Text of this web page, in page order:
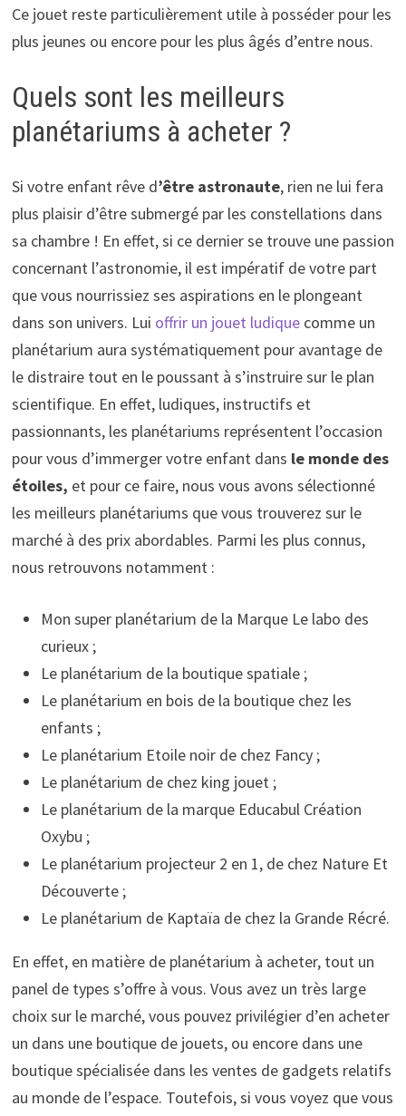
Ce jouet reste particulièrement utile à posséder pour les
plus jeunes ou encore pour les plus âgés d’entre nous.
Quels sont les meilleurs
planétariums à acheter ?
Si votre enfant rêve d’être astronaute, rien ne lui fera
plus plaisir d’être submergé par les constellations dans
sa chambre ! En effet, si ce dernier se trouve une passion
concernant l’astronomie, il est impératif de votre part
que vous nourrissiez ses aspirations en le plongeant
dans son univers. Lui offrir un jouet ludique comme un
planétarium aura systématiquement pour avantage de
le distraire tout en le poussant à s’instruire sur le plan
scientifique. En effet, ludiques, instructifs et
passionnants, les planétariums représentent l’occasion
pour vous d’immerger votre enfant dans le monde des
étoiles, et pour ce faire, nous vous avons sélectionné
les meilleurs planétariums que vous trouverez sur le
marché à des prix abordables. Parmi les plus connus,
nous retrouvons notamment :
Mon super planétarium de la Marque Le labo des
curieux ;
Le planétarium de la boutique spatiale ;
Le planétarium en bois de la boutique chez les
enfants ;
Le planétarium Etoile noir de chez Fancy ;
Le planétarium de chez king jouet ;
Le planétarium de la marque Educabul Création
Oxybu ;
Le planétarium projecteur 2 en 1, de chez Nature Et
Découverte ;
Le planétarium de Kaptaïa de chez la Grande Récré.
En effet, en matière de planétarium à acheter, tout un
panel de types s’offre à vous. Vous avez un très large
choix sur le marché, vous pouvez privilégier d’en acheter
un dans une boutique de jouets, ou encore dans une
boutique spécialisée dans les ventes de gadgets relatifs
au monde de l’espace. Toutefois, si vous voyez que vous